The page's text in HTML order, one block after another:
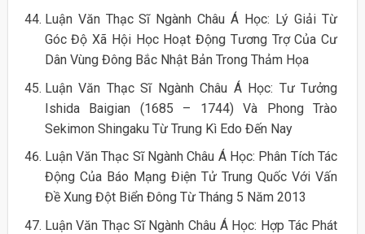
Luận Văn Thạc Sĩ Ngành Châu Á Học: Lý Giải Từ
Góc Độ Xã Hội Học Hoạt Động Tương Trợ Của Cư
Dân Vùng Đông Bắc Nhật Bản Trong Thảm Họa
Luận Văn Thạc Sĩ Ngành Châu Á Học: Tư Tưởng
Ishida Baigian (1685 – 1744) Và Phong Trào
Sekimon Shingaku Từ Trung Kì Edo Đến Nay
Luận Văn Thạc Sĩ Ngành Châu Á Học: Phân Tích Tác
Động Của Báo Mạng Điện Tử Trung Quốc Với Vấn
Đề Xung Đột Biển Đông Từ Tháng 5 Năm 2013
Luận Văn Thạc Sĩ Ngành Châu Á Học: Hợp Tác Phát